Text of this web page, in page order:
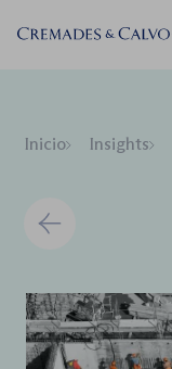
Inicio Insights